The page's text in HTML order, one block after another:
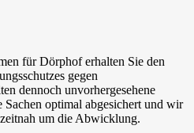
für Dörphof erhalten Sie den
gegen
dennoch unvorhergesehene
Sachen optimal abgesichert und wir
um die Abwicklung.